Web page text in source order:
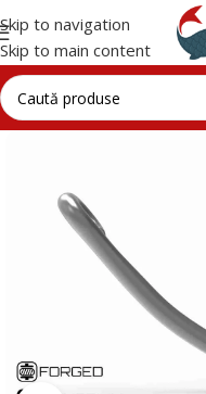
Skip to navigation
Skip to main content